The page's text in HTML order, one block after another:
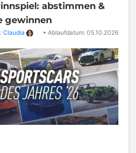
abstimmen &
gewinnen
Claudia • Ablaufdatum: 05.10.2026